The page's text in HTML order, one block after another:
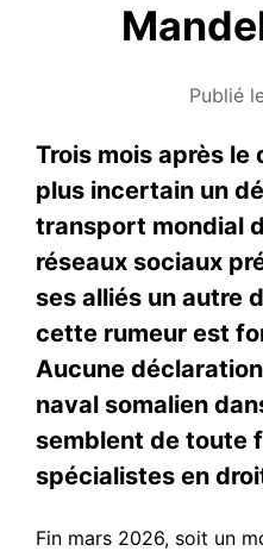
Publié
Trois mois après
plus incertain un
transport mondial
réseaux sociaux
ses alliés un autre
cette rumeur est
Aucune
naval somalien
semblent de toute
spécialistes en
Fin mars 2026, soit un